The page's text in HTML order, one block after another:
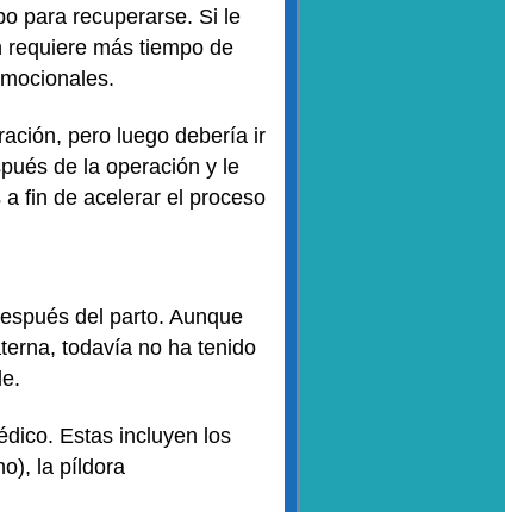
para recuperarse. Si le
más tiempo de
pero luego debería ir
de la operación y le
fin de acelerar el proceso
del parto. Aunque
todavía no ha tenido
Estas incluyen los
la píldora